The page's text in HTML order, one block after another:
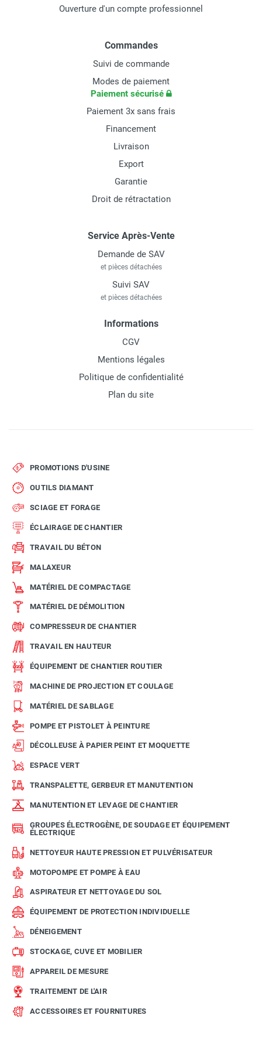
Ouverture d'un compte professionnel
Commandes
Suivi de commande
Modes de paiement
Paiement sécurisé
Paiement 3x sans frais
Financement
Livraison
Export
Garantie
Droit de rétractation
Service Après-Vente
Demande de SAV
et pièces détachées
Suivi SAV
et pièces détachées
Informations
CGV
Mentions légales
Politique de confidentialité
Plan du site
PROMOTIONS D'USINE
OUTILS DIAMANT
SCIAGE ET FORAGE
ÉCLAIRAGE DE CHANTIER
TRAVAIL DU BÉTON
MALAXEUR
MATÉRIEL DE COMPACTAGE
MATÉRIEL DE DÉMOLITION
COMPRESSEUR DE CHANTIER
TRAVAIL EN HAUTEUR
ÉQUIPEMENT DE CHANTIER ROUTIER
MACHINE DE PROJECTION ET COULAGE
MATÉRIEL DE SABLAGE
POMPE ET PISTOLET À PEINTURE
DÉCOLLEUSE À PAPIER PEINT ET MOQUETTE
ESPACE VERT
TRANSPALETTE, GERBEUR ET MANUTENTION
MANUTENTION ET LEVAGE DE CHANTIER
GROUPES ÉLECTROGÈNE, DE SOUDAGE ET ÉQUIPEMENT
ÉLECTRIQUE
NETTOYEUR HAUTE PRESSION ET PULVÉRISATEUR
MOTOPOMPE ET POMPE À EAU
ASPIRATEUR ET NETTOYAGE DU SOL
ÉQUIPEMENT DE PROTECTION INDIVIDUELLE
DÉNEIGEMENT
STOCKAGE, CUVE ET MOBILIER
APPAREIL DE MESURE
TRAITEMENT DE L'AIR
ACCESSOIRES ET FOURNITURES